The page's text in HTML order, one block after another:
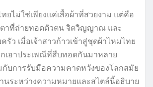
ยไม่ใช่เพียงแค่เสื้อผ้าที่สวยงาม แต่คือ
ตาที่ถ่ายทอดตัวตน จิตวิญญาณ และ
ว เมื่อเจ้าสาวก้าวเข้าสู่ชุดผ้าไหมไทย
กเอาประเพณีที่สืบทอดกันมาหลาย
บการรับมือความคาดหวังของโลกสมัย
นระหว่างความหมายและสไตล์นี้อธิบาย